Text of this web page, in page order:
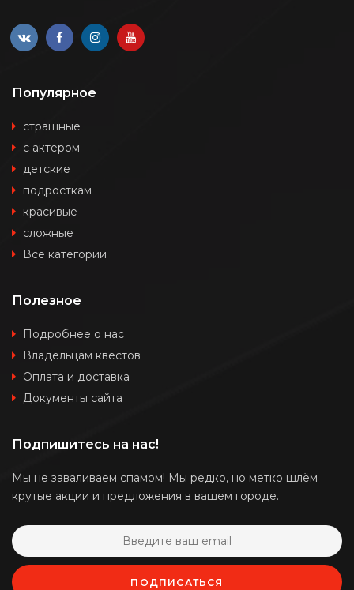
Популярное
страшные
с актером
детские
подросткам
красивые
сложные
Все категории
Полезное
Подробнее о нас
Владельцам квестов
Оплата и доставка
Документы сайта
Подпишитесь на нас!
Мы не заваливаем спамом! Мы редко, но метко шлём
крутые акции и предложения в вашем городе.
ПОДПИСАТЬСЯ